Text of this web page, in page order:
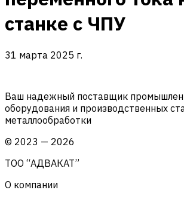
станке с ЧПУ
31 марта 2025 г.
Ваш надежный поставщик
оборудования и производственных
металлообработки
© 2023 — 2026
ТОО “АДВАКАТ”
О компании